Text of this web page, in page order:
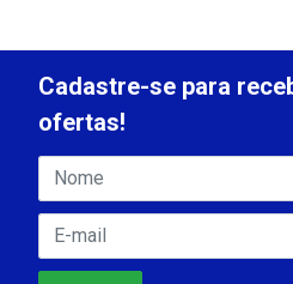
Cadastre-se para
ofertas!